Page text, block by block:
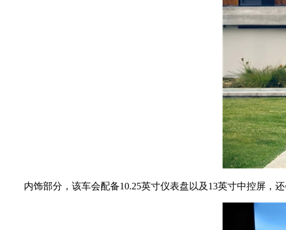
内饰部分，该车会配备10.25英寸仪表盘以及13英寸中控屏，还